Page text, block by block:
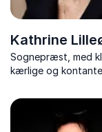
Kathrine
Sognepræst, med
kærlige og kontante
litteratur og livets
spørgsmål mødes
nærvær og indsigt.